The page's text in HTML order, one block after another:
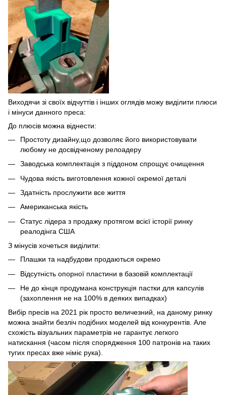
Виходячи зі своїх відчуттів і інших оглядів можу виділити плюси
і мінуси данного преса:
До плюсів можна віднести:
Простоту дизайну,що дозволяє його використовувати
любому не досвідченому релоадеру
Заводська комплектація з піддоном спрощує очищення
Чудова якість виготовлення кожної окремої деталі
Здатність прослужити все життя
Американська якість
Статус лідера з продажу протягом всієї історії ринку
реалодінга США
З мінусів хочеться виділити:
Плашки та надбудови продаються окремо
Відсутність опорної пластини в базовій комплектації
Не до кінця продумана конструкція пастки для капсулів
(захоплення не на 100% в деяких випадках)
Вибір пресів на 2021 рік просто величезний, на даному ринку
можна знайти безліч подібних моделей від конкурентів. Але
схожість візуальних параметрів не гарантує легкого
натискання (часом після спорядження 100 патронів на таких
тугих пресах вже німіє рука).